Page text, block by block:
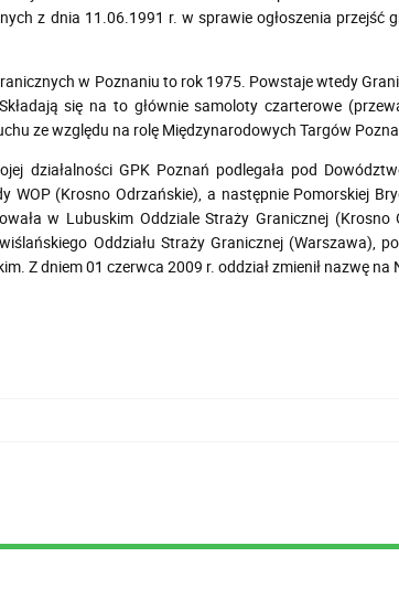
z dnia 11.06.1991 r. w sprawie ogłoszenia
w Poznaniu to rok 1975. Powstaje wtedy
się na to głównie samoloty czarterowe
ze względu na rolę Międzynarodowych Targów
działalności GPK Poznań podlegała pod
WOP (Krosno Odrzańskie), a następnie Pomorskiej
w Lubuskim Oddziale Straży Granicznej
Oddziału Straży Granicznej (Warszawa),
Z dniem 01 czerwca 2009 r. oddział zmienił nazwę